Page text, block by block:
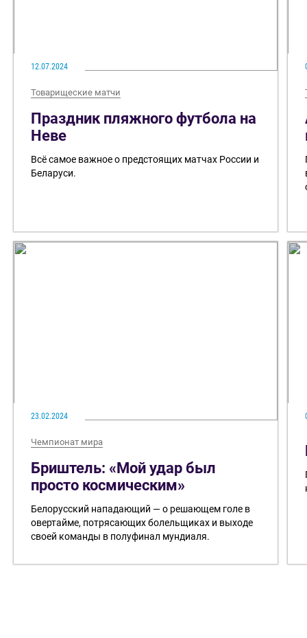
12.07.2024
Товарищеские матчи
Праздник пляжного футбола на
Неве
Всё самое важное о предстоящих матчах России и
Беларуси.
23.02.2024
Чемпионат мира
Бриштель: «Мой удар был
просто космическим»
Белорусский нападающий — о решающем голе в
овертайме, потрясающих болельщиках и выходе
своей команды в полуфинал мундиаля.